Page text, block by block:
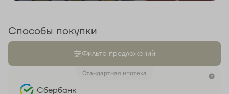
Способы покупки
Фильтр предложений
Стандартная ипотека
Сбербанк